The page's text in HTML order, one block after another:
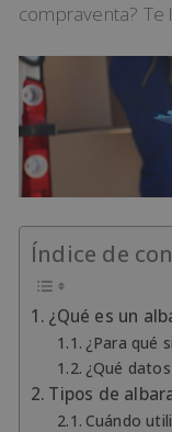
compraventa? Te
Índice de
¿Qué es un
¿Para qué
¿Qué
Tipos de
Cuándo